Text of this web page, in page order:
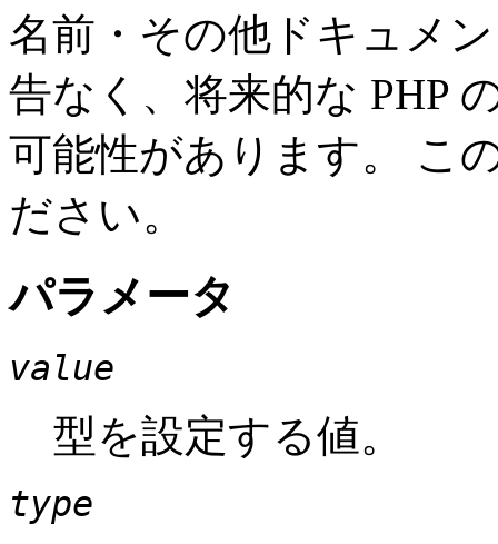
名前・その他ドキュメ
告なく、将来的な PHP
可能性があります。 こ
ださい。
パラメータ
value
型を設定する値。
type